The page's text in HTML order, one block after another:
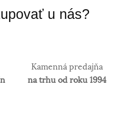
u nás?
Kamenná predajňa
na trhu od roku 1994